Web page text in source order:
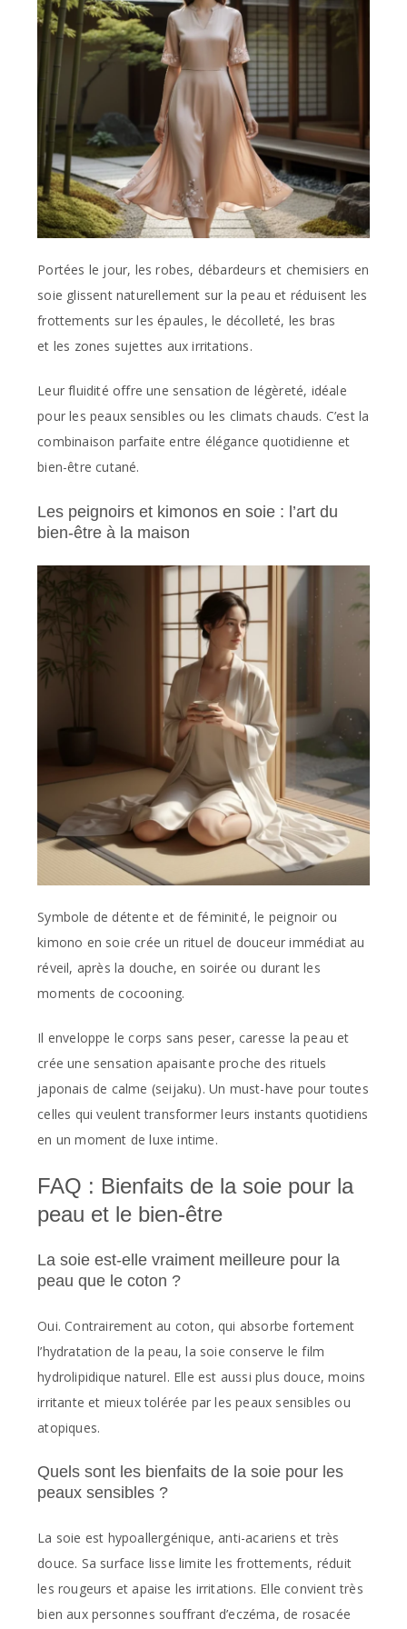
Portées le jour, les robes, débardeurs et chemisiers en
soie glissent naturellement sur la peau et réduisent les
frottements sur les épaules, le décolleté, les bras
et les zones sujettes aux irritations.
Leur fluidité offre une sensation de légèreté, idéale
pour les peaux sensibles ou les climats chauds. C’est la
combinaison parfaite entre élégance quotidienne et
bien-être cutané.
Les peignoirs et kimonos en soie : l’art du
bien-être à la maison
Symbole de détente et de féminité, le peignoir ou
kimono en soie crée un rituel de douceur immédiat au
réveil, après la douche, en soirée ou durant les
moments de cocooning.
Il enveloppe le corps sans peser, caresse la peau et
crée une sensation apaisante proche des rituels
japonais de calme (seijaku). Un must-have pour toutes
celles qui veulent transformer leurs instants quotidiens
en un moment de luxe intime.
FAQ : Bienfaits de la soie pour la
peau et le bien-être
La soie est-elle vraiment meilleure pour la
peau que le coton ?
Oui. Contrairement au coton, qui absorbe fortement
l’hydratation de la peau, la soie conserve le film
hydrolipidique naturel. Elle est aussi plus douce, moins
irritante et mieux tolérée par les peaux sensibles ou
atopiques.
Quels sont les bienfaits de la soie pour les
peaux sensibles ?
La soie est hypoallergénique, anti-acariens et très
douce. Sa surface lisse limite les frottements, réduit
les rougeurs et apaise les irritations. Elle convient très
bien aux personnes souffrant d’eczéma, de rosacée